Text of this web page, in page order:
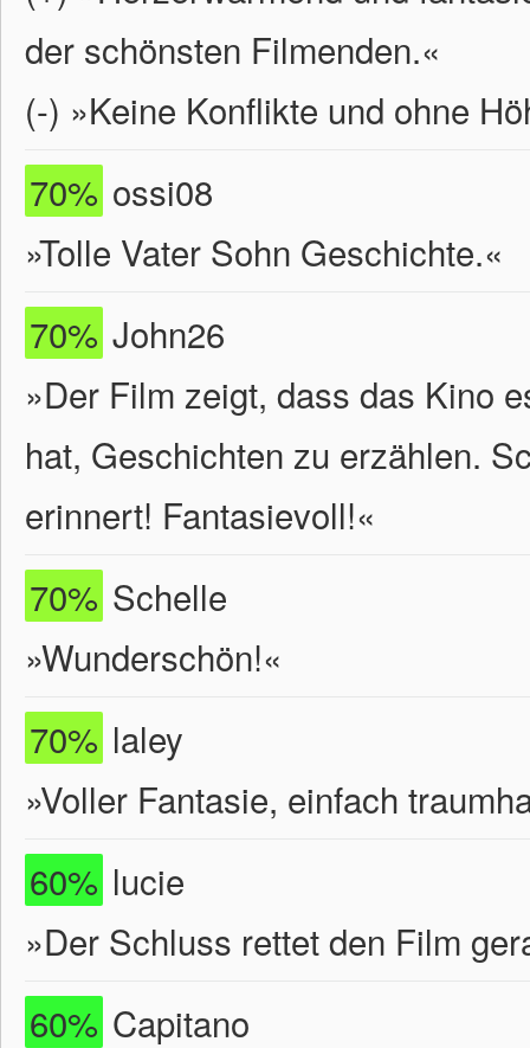
der schönsten Filmenden.«
(-) »Keine Konflikte und ohne
70% ossi08
»Tolle Vater Sohn Geschichte.«
70% John26
»Der Film zeigt, dass das Kino
hat, Geschichten zu erzählen.
erinnert! Fantasievoll!«
70% Schelle
»Wunderschön!«
70% laley
»Voller Fantasie, einfach
60% lucie
»Der Schluss rettet den Film
60% Capitano